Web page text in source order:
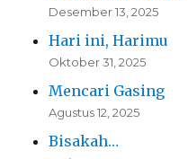
Desember 13, 2025
Hari ini, Harimu
Oktober 31, 2025
Mencari Gasing
Agustus 12, 2025
Bisakah…